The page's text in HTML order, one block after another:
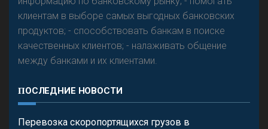
клиентам в выборе самых выгодных банковских
продуктов; - способствовать банкам в поиске
качественных клиентов; - налаживать общение
между банками и их клиентами.
ПОСЛЕДНИЕ НОВОСТИ
Перевозка скоропортящихся грузов в